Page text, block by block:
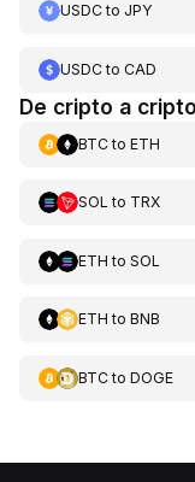
USDCto JPY
USDCto CAD
De cripto a cripto
BTCto ETH
SOL to TRX
ETH to SOL
ETH to BNB
BTCto DOGE